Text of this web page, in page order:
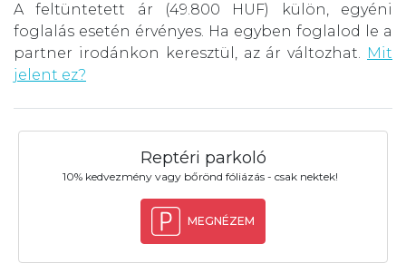
A feltüntetett ár (49.800 HUF) külön, egyéni
foglalás esetén érvényes. Ha egyben foglalod le a
partner irodánkon keresztül, az ár változhat. Mit
jelent ez?
Reptéri parkoló
10% kedvezmény vagy bőrönd fóliázás - csak nektek!
MEGNÉZEM